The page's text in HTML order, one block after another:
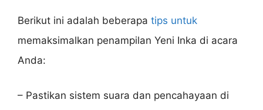
Berikut ini adalah beberapa tips untuk
memaksimalkan penampilan Yeni Inka di acara
Anda:
– Pastikan sistem suara dan pencahayaan di